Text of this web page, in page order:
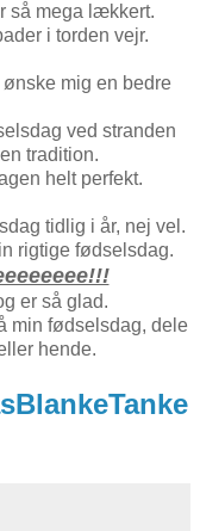
så mega lækkert.
i torden vejr.
mig en bedre
ved stranden
tradition.
helt perfekt.
tidlig i år, nej vel.
rigtige fødselsdag.
er så glad.
min fødselsdag, dele
hende.